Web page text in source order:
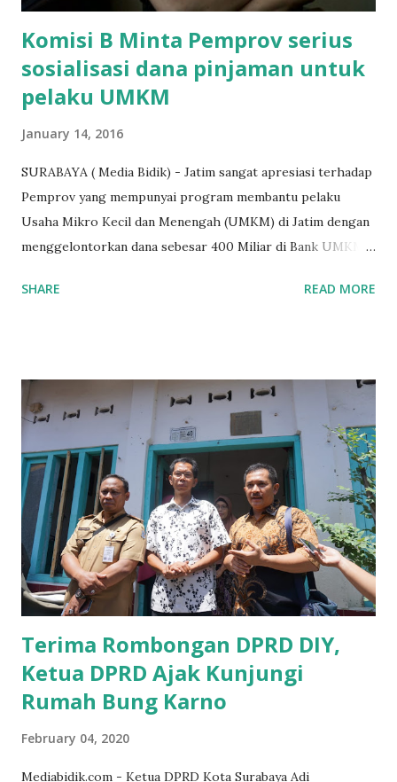
Komisi B Minta Pemprov serius
sosialisasi dana pinjaman untuk
pelaku UMKM
January 14, 2016
SURABAYA ( Media Bidik) - Jatim sangat apresiasi terhadap
Pemprov yang mempunyai program membantu pelaku
Usaha Mikro Kecil dan Menengah (UMKM) di Jatim dengan
menggelontorkan dana sebesar 400 Miliar di Bank UMKM
UMKM di Jatim. Namun Chusainuddin,S.Sos Anggota Komisi
yang sebenarnya ada dana pinjaman lunak untuk mereka. "
Ketika saya menjalankan Reses di Blitar,Kediri dan
Tulungagung , banyak masyarakat sana tak mengetahui ada
dana pinjaman lunak di Bank UMKM untuk para pelaku
UMKM, karena sebenarnya jika Pemprov serius
memberikan sosialisasi sampai ke tingkat desa,maka saya
yakin masyarakat sangat senang sekali," ucap pria yang
akrab dipanggil Gus Udin tersebut. Apalagi menyambut
MEA, seharusnya pelaku UMKM sudah mengerti kalau ada
dana pinjaman unt...
SHARE READ MORE
Terima Rombongan DPRD DIY,
Ketua DPRD Ajak Kunjungi
Rumah Bung Karno
February 04, 2020
Mediabidik.com - Ketua DPRD Kota Surabaya Adi